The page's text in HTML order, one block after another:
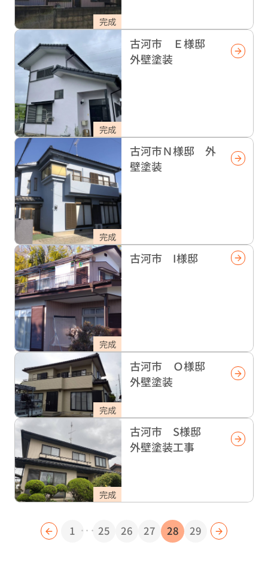
完成
完成
古河市 Ｅ様邸
外壁塗装
完成
古河市Ｎ様邸 外
壁塗装
完成
古河市 I様邸
完成
古河市 Ｏ様邸
外壁塗装
完成
古河市 S様邸
外壁塗装工事
1 ... 25 26 27 28 29